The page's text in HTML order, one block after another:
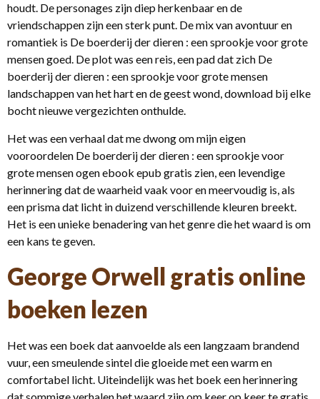
houdt. De personages zijn diep herkenbaar en de
vriendschappen zijn een sterk punt. De mix van avontuur en
romantiek is De boerderij der dieren : een sprookje voor grote
mensen goed. De plot was een reis, een pad dat zich De
boerderij der dieren : een sprookje voor grote mensen
landschappen van het hart en de geest wond, download bij elke
bocht nieuwe vergezichten onthulde.
Het was een verhaal dat me dwong om mijn eigen
vooroordelen De boerderij der dieren : een sprookje voor
grote mensen ogen ebook epub gratis zien, een levendige
herinnering dat de waarheid vaak voor en meervoudig is, als
een prisma dat licht in duizend verschillende kleuren breekt.
Het is een unieke benadering van het genre die het waard is om
een kans te geven.
George Orwell gratis online
boeken lezen
Het was een boek dat aanvoelde als een langzaam brandend
vuur, een smeulende sintel die gloeide met een warm en
comfortabel licht. Uiteindelijk was het boek een herinnering